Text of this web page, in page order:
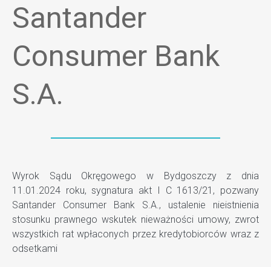
Santander
Consumer Bank
S.A.
Wyrok Sądu Okręgowego w Bydgoszczy z dnia
11.01.2024 roku, sygnatura akt I C 1613/21, pozwany
Santander Consumer Bank S.A., ustalenie nieistnienia
stosunku prawnego wskutek nieważności umowy, zwrot
wszystkich rat wpłaconych przez kredytobiorców wraz z
odsetkami